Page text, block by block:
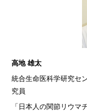
高地 雄太
統合生命医科学研究セ
究員
「日本人の関節リウマ